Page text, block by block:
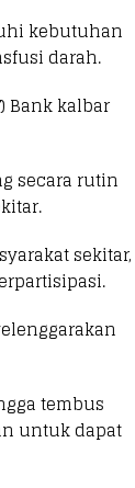
kebutuhan
darah.
Bank kalbar
secara rutin
sekitar,
tembus
untuk dapat